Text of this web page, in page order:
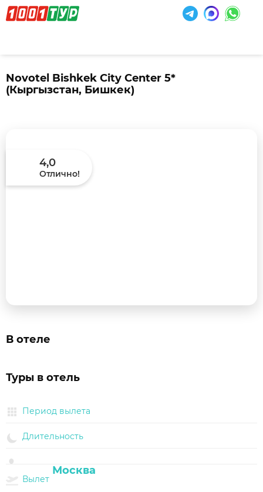
Novotel Bishkek City Center 5*
(Кыргызстан, Бишкек)
4,0
Отлично!
В отеле
Туры в отель
Период вылета
Длительность
Вылет